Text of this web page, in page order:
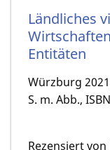
Ländliches
Entitäten
Würzburg
S. m. Abb.,
Rezensiert